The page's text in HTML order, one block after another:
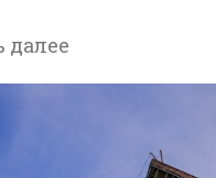
далее